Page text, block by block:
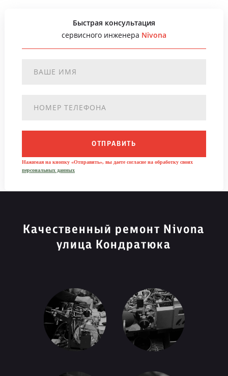
Быстрая консультация
сервисного инженера Nivona
ОТПРАВИТЬ
Нажимая на кнопку «Отправить», вы даете согласие на обработку своих
персональных данных
Качественный ремонт Nivona
улица Кондратюка